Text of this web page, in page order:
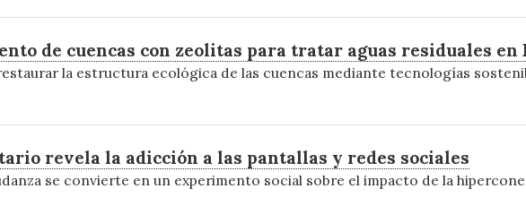
de cuencas con zeolitas para tratar aguas residuales en
la estructura ecológica de las cuencas mediante tecnologías
revela la adicción a las pantallas y redes sociales
se convierte en un experimento social sobre el impacto de la